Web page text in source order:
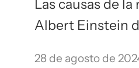
Las causas de
Albert Einstein
28 de agosto de